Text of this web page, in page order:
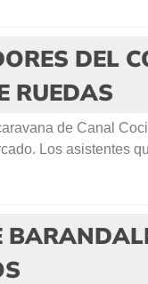
DEL
RUEDAS
de Canal
Los asistentes